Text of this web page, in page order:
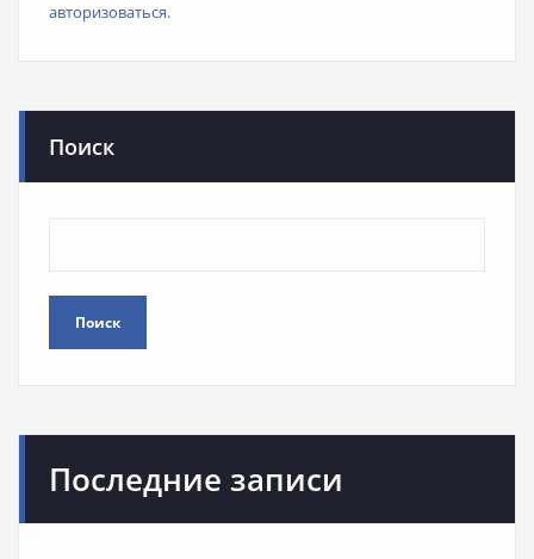
авторизоваться.
Поиск
Поиск
Последние записи